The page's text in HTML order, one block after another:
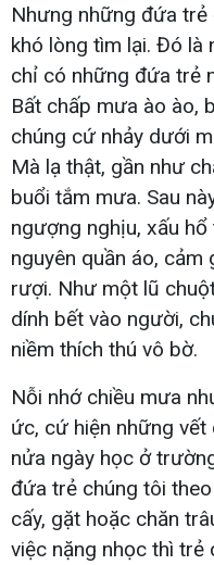
Nhưng những đứa
khó lòng tìm lại. Đó là
chỉ có những đứa trẻ
Bất chấp mưa ào ào,
chúng cứ nhảy dưới
Mà lạ thật, gần như
buổi tắm mưa. Sau
ngượng nghịu, xấu
nguyên quần áo,
rượi. Như một lũ
dính bết vào người,
niềm thích thú vô bờ.
Nỗi nhớ chiều mưa
ức, cứ hiện những
nửa ngày học ở
đứa trẻ chúng tôi
cấy, gặt hoặc chăn
việc nặng nhọc thì trẻ